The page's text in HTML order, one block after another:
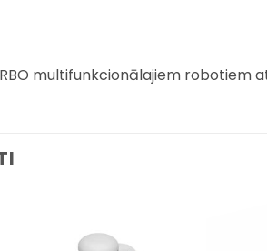
multifunkcionālajiem robotiem
Pievienot